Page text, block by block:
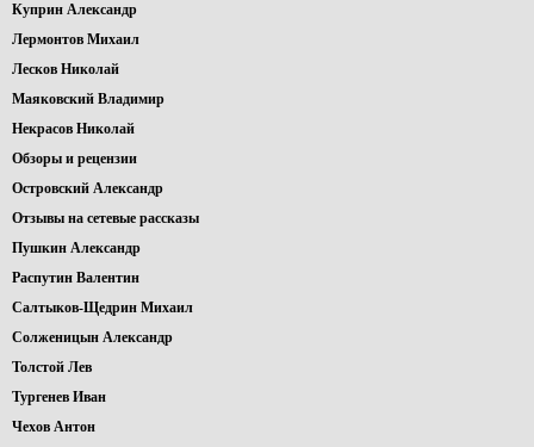
Куприн Александр
Лермонтов Михаил
Лесков Николай
Маяковский Владимир
Некрасов Николай
Обзоры и рецензии
Островский Александр
Отзывы на сетевые рассказы
Пушкин Александр
Распутин Валентин
Салтыков-Щедрин Михаил
Солженицын Александр
Толстой Лев
Тургенев Иван
Чехов Антон